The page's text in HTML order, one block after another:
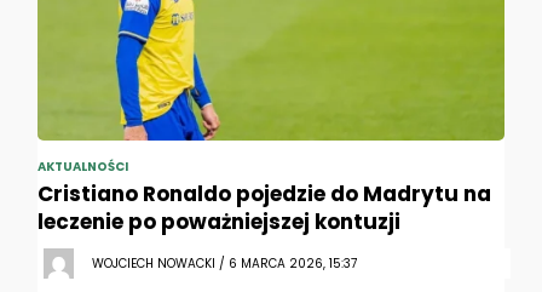
AKTUALNOŚCI
Cristiano Ronaldo pojedzie do Madrytu na
leczenie po poważniejszej kontuzji
WOJCIECH NOWACKI / 6 MARCA 2026, 15:37